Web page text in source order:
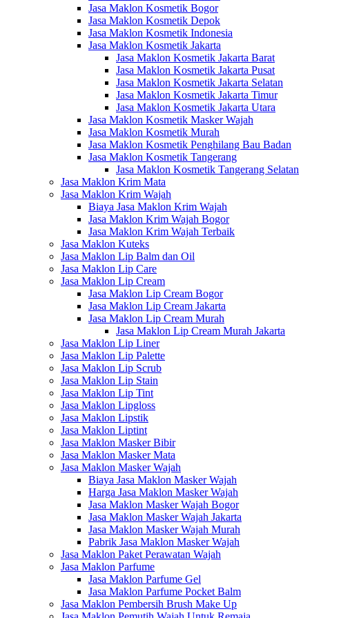
Jasa Maklon Kosmetik Bogor
Jasa Maklon Kosmetik Depok
Jasa Maklon Kosmetik Indonesia
Jasa Maklon Kosmetik Jakarta
Jasa Maklon Kosmetik Jakarta Barat
Jasa Maklon Kosmetik Jakarta Pusat
Jasa Maklon Kosmetik Jakarta Selatan
Jasa Maklon Kosmetik Jakarta Timur
Jasa Maklon Kosmetik Jakarta Utara
Jasa Maklon Kosmetik Masker Wajah
Jasa Maklon Kosmetik Murah
Jasa Maklon Kosmetik Penghilang Bau Badan
Jasa Maklon Kosmetik Tangerang
Jasa Maklon Kosmetik Tangerang Selatan
Jasa Maklon Krim Mata
Jasa Maklon Krim Wajah
Biaya Jasa Maklon Krim Wajah
Jasa Maklon Krim Wajah Bogor
Jasa Maklon Krim Wajah Terbaik
Jasa Maklon Kuteks
Jasa Maklon Lip Balm dan Oil
Jasa Maklon Lip Care
Jasa Maklon Lip Cream
Jasa Maklon Lip Cream Bogor
Jasa Maklon Lip Cream Jakarta
Jasa Maklon Lip Cream Murah
Jasa Maklon Lip Cream Murah Jakarta
Jasa Maklon Lip Liner
Jasa Maklon Lip Palette
Jasa Maklon Lip Scrub
Jasa Maklon Lip Stain
Jasa Maklon Lip Tint
Jasa Maklon Lipgloss
Jasa Maklon Lipstik
Jasa Maklon Liptint
Jasa Maklon Masker Bibir
Jasa Maklon Masker Mata
Jasa Maklon Masker Wajah
Biaya Jasa Maklon Masker Wajah
Harga Jasa Maklon Masker Wajah
Jasa Maklon Masker Wajah Bogor
Jasa Maklon Masker Wajah Jakarta
Jasa Maklon Masker Wajah Murah
Pabrik Jasa Maklon Masker Wajah
Jasa Maklon Paket Perawatan Wajah
Jasa Maklon Parfume
Jasa Maklon Parfume Gel
Jasa Maklon Parfume Pocket Balm
Jasa Maklon Pembersih Brush Make Up